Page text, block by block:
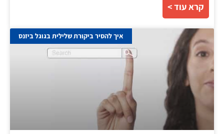
קרא עוד >
איך להסיר ביקורת שלילית בגוגל ביזנס